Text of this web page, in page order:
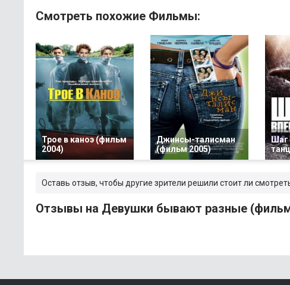
Смотреть похожие Фильмы:
Трое в каноэ (фильм
2004)
Джинсы-талисман
(фильм 2005)
Шаг
Оставь отзыв, чтобы другие зрители решили стоит ли
Отзывы на Девушки бывают разные